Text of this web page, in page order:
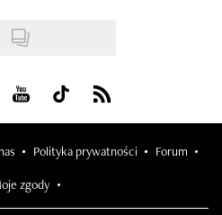
on Instagram
Visit us on Youtube
Visit us on Tiktok
Visit us on Rss
Polityka prywatności Forum
zgody